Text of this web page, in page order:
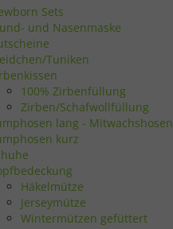
Sets
und Nasenmaske
Tuniken
100% Zirbenfüllung
Zirben/Schafwollfüllung
lang - Mitwachshosen
kurz
Häkelmütze
Jerseymütze
Wintermützen gefüttert
Statistiken
Marketing